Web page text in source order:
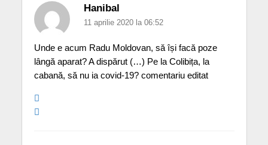
Hanibal
11 aprilie 2020 la 06:52
Unde e acum Radu Moldovan, să își facă poze
lângă aparat? A dispărut (…) Pe la Colibița, la
cabană, să nu ia covid-19? comentariu editat